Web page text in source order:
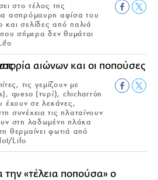
στο τέλος της
ασπρόμαυρη αφίσα του
και σελίδες από παλιά
σήμερα δεν θυμάται
τις γεμίζουν με
queso (τυρί), chicharrón
έχουν σε λεκάνες,
συνέχεια τις πλαταίνουν
στη λαδωμένη πλάκα
θερμαίνει φωτιά από
Lifo
την «τέλεια ποπούσα» ο